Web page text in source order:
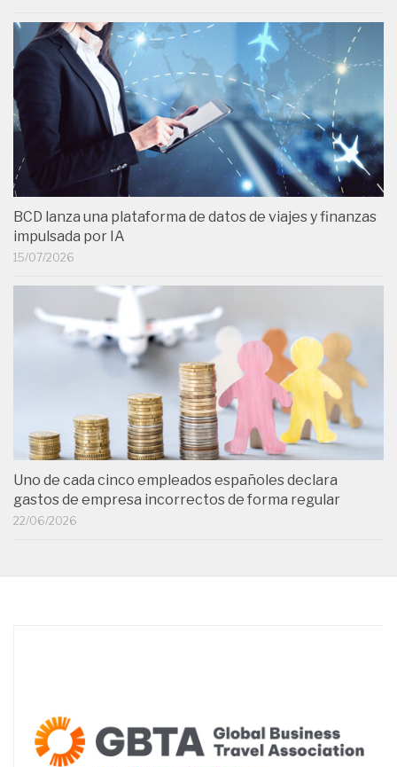
BCD lanza una plataforma de datos de viajes y finanzas
impulsada por IA
15/07/2026
Uno de cada cinco empleados españoles declara
gastos de empresa incorrectos de forma regular
22/06/2026